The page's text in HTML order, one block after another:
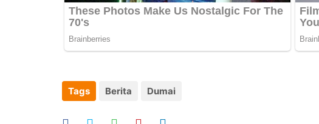
Tags Berita Dumai